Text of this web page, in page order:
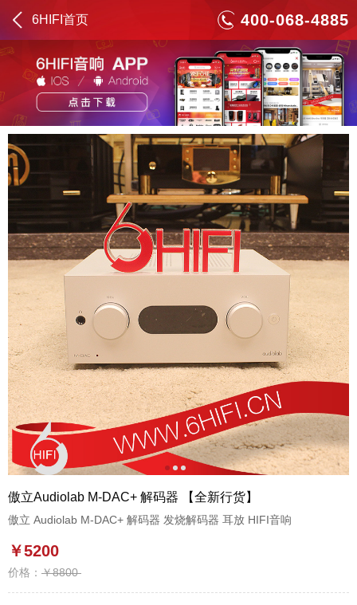
6HIFI首页 400-068-4885
12
傲立Audiolab M-DAC+ 解码器 【全新行货】
傲立 Audiolab M-DAC+ 解码器 发烧解码器 耳放 HIFI音响
￥5200
价格： ￥8800